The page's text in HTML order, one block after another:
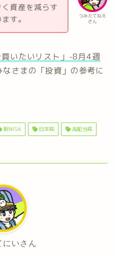
つみたてねえ
さん
資産を減らす
す。
買いたいリスト」-8月4週
なさまの「投資」の参考に
新NISA 日本株 高配当株
にいさん